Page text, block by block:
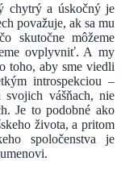
chytrý a úskočný je
považuje, ak sa mu
skutočne môžeme
ovplyvniť. A my
toho, aby sme viedli
introspekciou –
vášňach, nie
Je to podobné ako
života, a pritom
spoločenstva je